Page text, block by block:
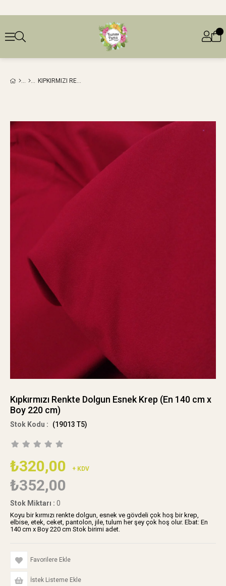
KIPKIRMIZI RENKTE DOLGUN ESNEK KREP (EN 140 CM X BOY 220 CM)
Kıpkırmızı Renkte Dolgun Esnek Krep (En 140 cm x
Boy 220 cm)
(19013 T5)
₺320,00 + KDV
₺352,00
Stok Miktarı : 0
Koyu bir kırmızı renkte dolgun, esnek ve gövdeli çok hoş bir krep,
elbise, etek, ceket, pantolon, jile, tulum her şey çok hoş olur. Ebat: En
140 cm x Boy 220 cm Stok birimi adet.
Favorilere Ekle
İstek Listeme Ekle